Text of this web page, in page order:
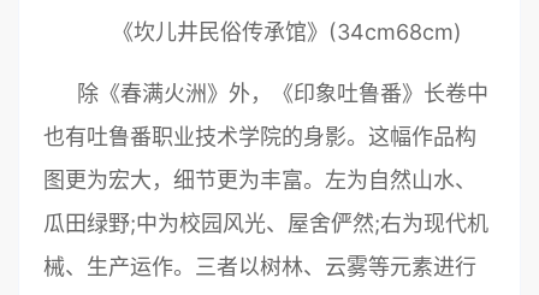
《坎儿井民俗传承馆》(34cm68cm)
除《春满火洲》外，《印象吐鲁番》长卷中
也有吐鲁番职业技术学院的身影。这幅作品构
图更为宏大，细节更为丰富。左为自然山水、
瓜田绿野;中为校园风光、屋舍俨然;右为现代机
械、生产运作。三者以树林、云雾等元素进行